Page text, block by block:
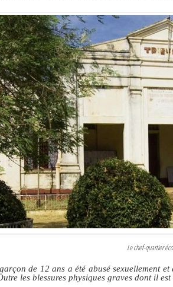
Le chef-quartier
de 12 ans a été abusé sexuellement
les blessures physiques graves dont il